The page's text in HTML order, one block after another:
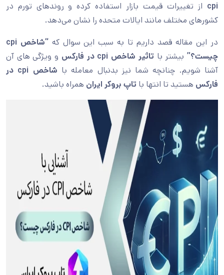
cpi از تغییرات قیمت بازار استفاده کرده و روندهای تورم در
کشورهای مختلف مانند ایالات متحده را نشان می‌دهد.
در این مقاله قصد داریم تا به سبب این سوال که
“شاخص cpi
چیست؟”بیشتر با تاثیر شاخص cpi در فارکس
و ویژگی های آن
آشنا شویم. چنانچه شما نیز بدنبال معامله با
شاخص cpi در
فارکس هستید تا انتها با تاپ بروکر ایران همراه باشید.